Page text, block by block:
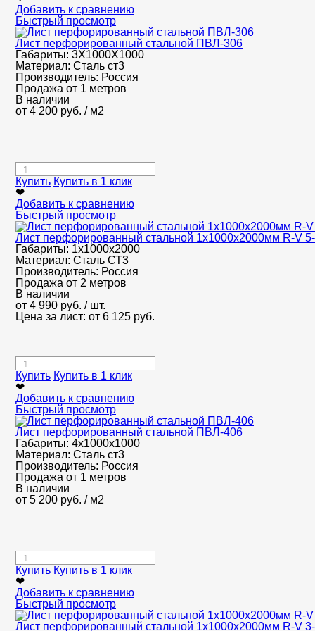
Добавить к сравнению
Быстрый просмотр
Лист перфорированный стальной ПВЛ-306
Габариты: 3Х1000Х1000
Материал: Сталь ст3
Производитель: Россия
Продажа от 1 метров
В наличии
от 4 200 руб. / м2
Купить Купить в 1 клик
❤
Добавить к сравнению
Быстрый просмотр
Лист перфорированный стальной 1х1000х2000мм R-V
Габариты: 1х1000х2000
Материал: Сталь СТ3
Производитель: Россия
Продажа от 2 метров
В наличии
от 4 990 руб. / шт.
Цена за лист: от 6 125 руб.
Купить Купить в 1 клик
❤
Добавить к сравнению
Быстрый просмотр
Лист перфорированный стальной ПВЛ-406
Габариты: 4х1000х1000
Материал: Сталь ст3
Производитель: Россия
Продажа от 1 метров
В наличии
от 5 200 руб. / м2
Купить Купить в 1 клик
❤
Добавить к сравнению
Быстрый просмотр
Лист перфорированный стальной 1х1000х2000мм R-V